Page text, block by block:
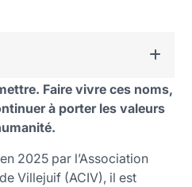
gravés sur la stèle
Faire vivre ces noms,
à porter les valeurs
2025 par l’Association
Villejuif (ACIV), il est